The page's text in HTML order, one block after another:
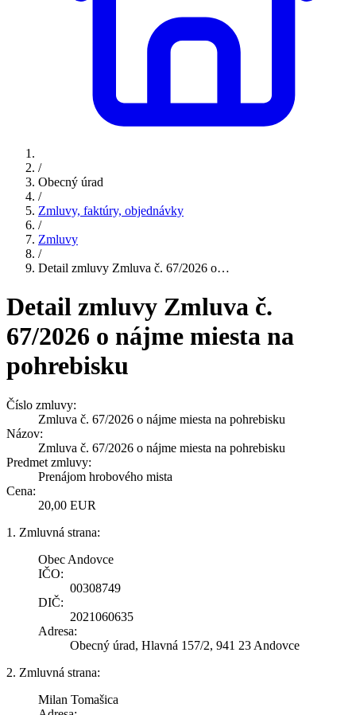
/
Obecný úrad
/
Zmluvy, faktúry, objednávky
/
Zmluvy
/
Detail zmluvy Zmluva č. 67/2026 o…
Detail zmluvy Zmluva č.
67/2026 o nájme miesta na
pohrebisku
Číslo zmluvy:
Zmluva č. 67/2026 o nájme miesta na pohrebisku
Názov:
Zmluva č. 67/2026 o nájme miesta na pohrebisku
Predmet zmluvy:
Prenájom hrobového mista
Cena:
20,00 EUR
1. Zmluvná strana:
Obec Andovce
IČO:
00308749
DIČ:
2021060635
Adresa:
Obecný úrad, Hlavná 157/2, 941 23 Andovce
2. Zmluvná strana:
Milan Tomašica